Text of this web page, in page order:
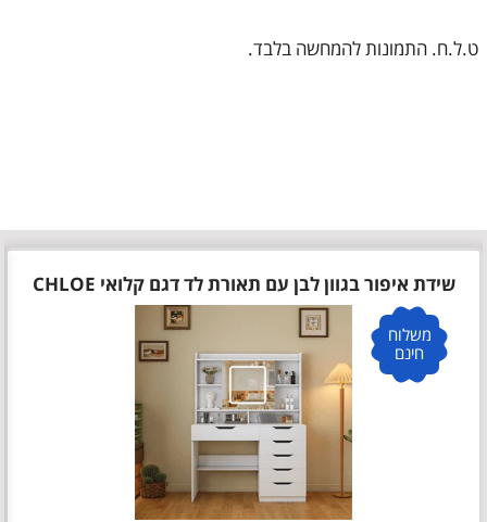
ט.ל.ח. התמונות להמחשה בלבד.
שידת איפור בגוון לבן עם תאורת לד דגם קלואי CHLOE
משלוח
חינם